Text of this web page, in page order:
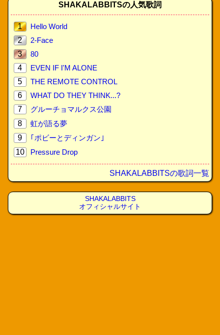
SHAKALABBITSの人気歌詞
1
Hello World
2
2-Face
3
80
4
EVEN IF I'M ALONE
5
THE REMOTE CONTROL
6
WHAT DO THEY THINK...?
7
グルーチョマルクス公園
8
虹が語る夢
9
｢ポビーとディンガン｣
10
Pressure Drop
SHAKALABBITSの歌詞一覧
SHAKALABBITS
オフィシャルサイト